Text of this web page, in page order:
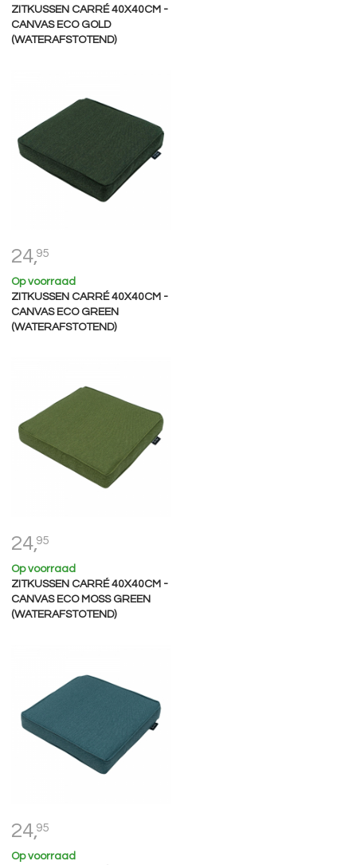
ZITKUSSEN CARRÉ 40X40CM -
CANVAS ECO GOLD
(WATERAFSTOTEND)
24,95
Op voorraad
ZITKUSSEN CARRÉ 40X40CM -
CANVAS ECO GREEN
(WATERAFSTOTEND)
24,95
Op voorraad
ZITKUSSEN CARRÉ 40X40CM -
CANVAS ECO MOSS GREEN
(WATERAFSTOTEND)
24,95
Op voorraad